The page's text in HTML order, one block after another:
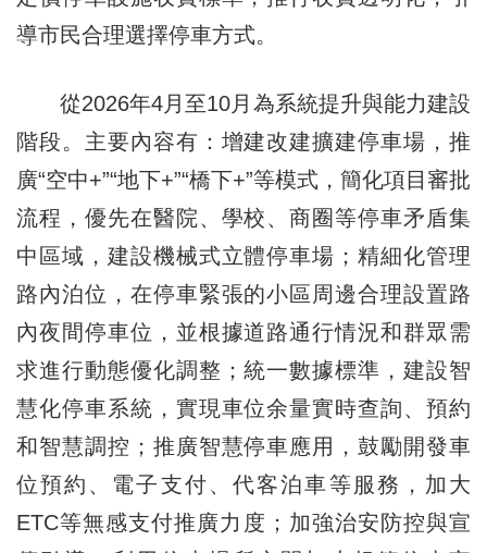
導市民合理選擇停車方式。
從2026年4月至10月為系統提升與能力建設
階段。主要內容有：增建改建擴建停車場，推
廣“空中+”“地下+”“橋下+”等模式，簡化項目審批
流程，優先在醫院、學校、商圈等停車矛盾集
中區域，建設機械式立體停車場；精細化管理
路內泊位，在停車緊張的小區周邊合理設置路
內夜間停車位，並根據道路通行情況和群眾需
求進行動態優化調整；統一數據標準，建設智
慧化停車系統，實現車位余量實時查詢、預約
和智慧調控；推廣智慧停車應用，鼓勵開發車
位預約、電子支付、代客泊車等服務，加大
ETC等無感支付推廣力度；加強治安防控與宣